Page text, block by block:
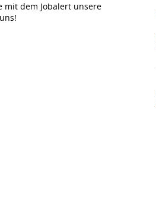
mit dem Jobalert unsere